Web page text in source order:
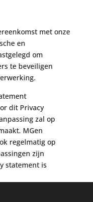
met onze
en
om
te beveiligen
dit Privacy
zal op
MGen
regelmatig op
zijn
statement is